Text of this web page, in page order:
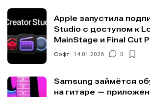
Apple запустила
Studio с доступом к
MainStage и Final Cut
Софт 14.01.2026 0
Samsung займётся
на гитаре —